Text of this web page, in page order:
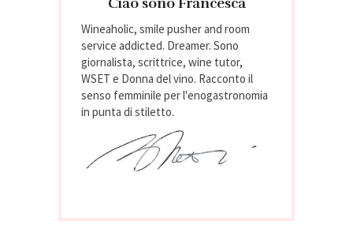
Wineaholic, smile pusher and room
service addicted. Dreamer. Sono
giornalista, scrittrice, wine tutor,
WSET e Donna del vino. Racconto il
senso femminile per l'enogastronomia
in punta di stiletto.